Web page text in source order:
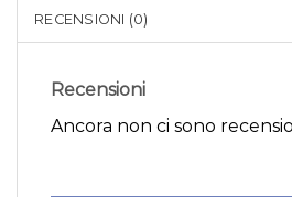
RECENSIONI (0)
Recensioni
Ancora non ci sono